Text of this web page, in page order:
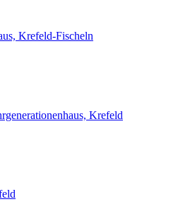
Krefeld-Fischeln
Krefeld